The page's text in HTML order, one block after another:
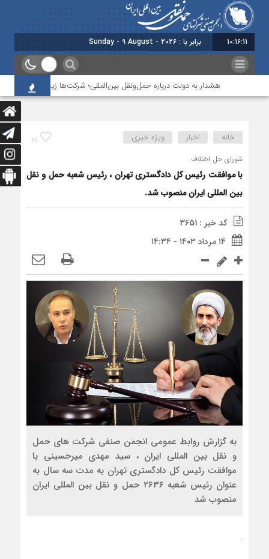
10:16:12 برابر با : Sunday - 9 August - 2026
هشدار به دولت درباره حمل‌ونقل بین‌المللی؛ شرکت‌ها زیر فشار نقدینگی،
61 خانه اخبار ویژه خبری
شورای حل اختلاف
با موافقت رئیس کل دادگستری تهران ، رئیس شعبه حمل و نقل
بین المللی ایران منصوب شد.
کد خبر : 3651
۱۴ مرداد ۱۴۰۳ - ۱۴:۳۴
به گزارش روابط عمومی انجمن صنفی شرکت های حمل
و نقل بین المللی ایران ، سید مهدی میرحسینی با
موافقت رئیس کل دادگستری تهران به مدت سه سال به
عنوان رئیس شعبه ۲۶۳۶ حمل و نقل بین المللی ایران
منصوب شد
.